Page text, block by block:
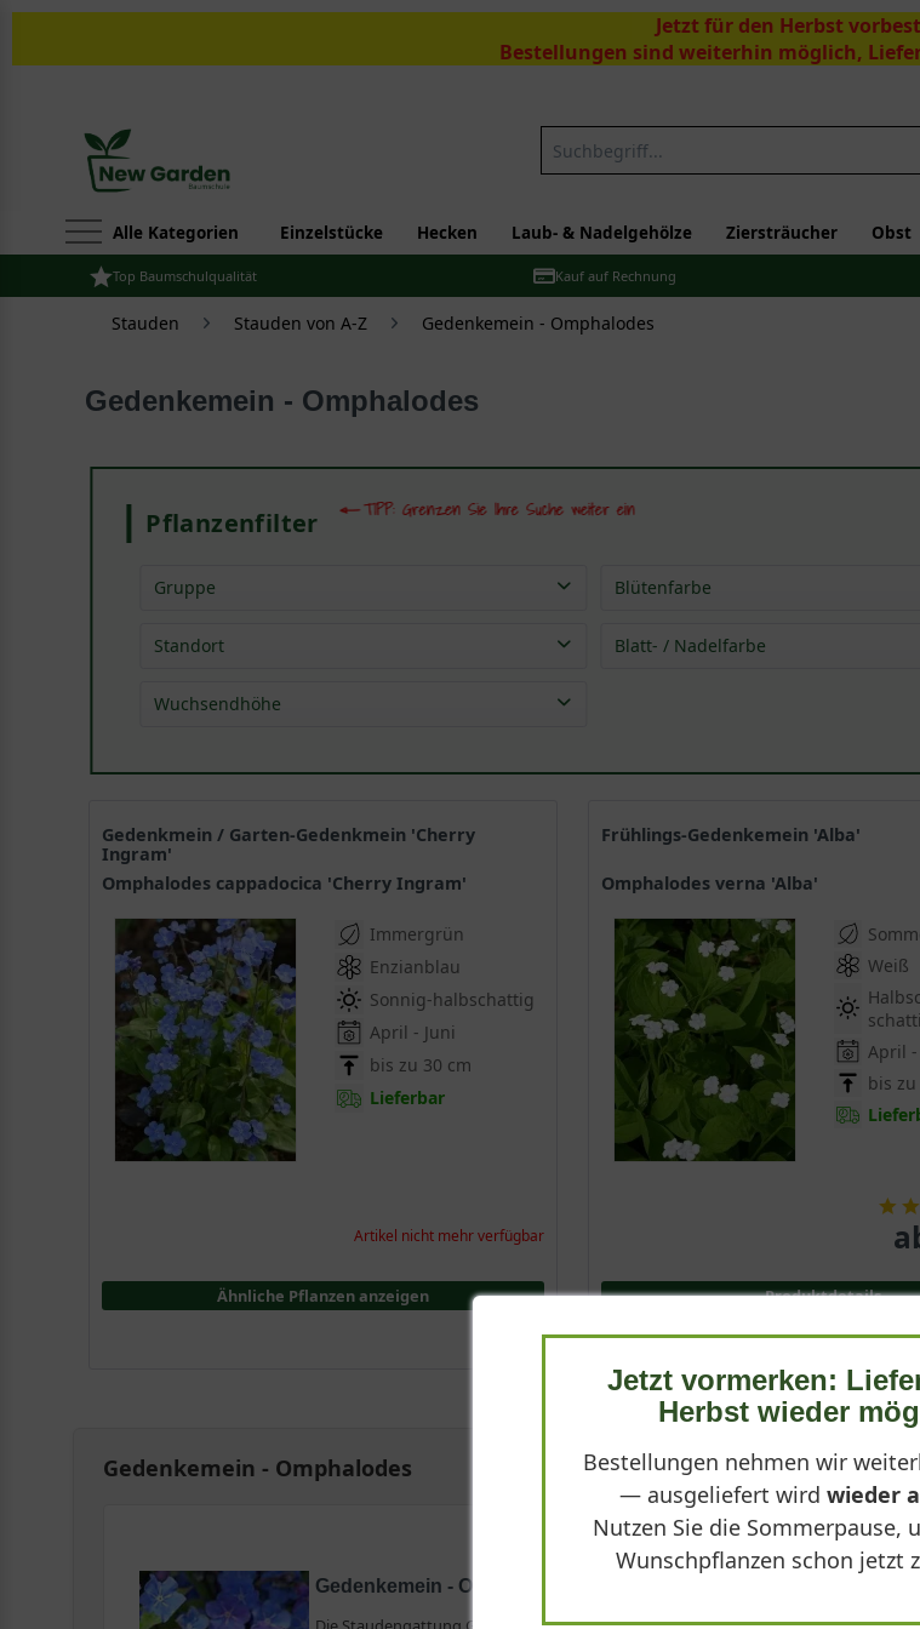
Jetzt für den Herbst
Bestellungen sind weiterhin möglich,
Alle Kategorien Einzelstücke Hecken Laub- & Nadelgehölze Ziersträucher Obst
Top Baumschulqualität Kauf auf Rechnung
Stauden Stauden von A-Z Gedenkemein - Omphalodes
Gedenkemein - Omphalodes
Pflanzenfilter
Gruppe
Bodendeckerstauden
Rabattenstauden
Steingartenstauden(1)
Blütenfarbe
blau(2)
Standort Blatt- / Nadelfarbe
Wuchsendhöhe
Frühlings-Gedenkemein 'Alba'
Omphalodes verna 'Alba'
Weiß
April
bis zu
Produktdetails
Gedenkmein / Garten-Gedenkmein 'Cherry
Ingram'
Omphalodes cappadocica 'Cherry Ingram'
Immergrün
Enzianblau
Sonnig-halbschattig
April - Juni
bis zu 30 cm
Lieferbar
Artikel nicht mehr verfügbar
Ähnliche Pflanzen anzeigen
Gedenkemein - Omphalodes
Gedenkemein - Omphalodes - ein blühwunder mit blauer
Jetzt vormerken:
Herbst wieder
Bestellungen nehmen wir
— ausgeliefert wird wieder
Nutzen Sie die Sommerpause,
Wunschpflanzen schon jetzt